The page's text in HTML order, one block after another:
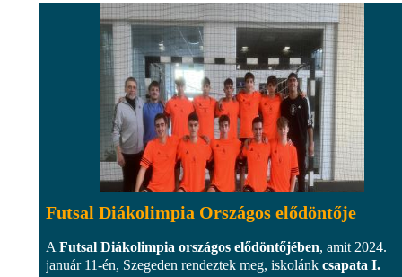
Futsal Diákolimpia Országos elődöntője
A Futsal Diákolimpia országos elődöntőjében, amit 2024.
január 11-én, Szegeden rendeztek meg, iskolánk csapata I.